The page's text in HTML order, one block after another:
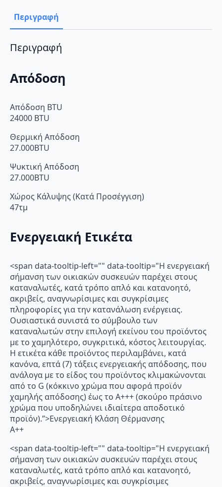
A++/A++
με
Ιονιστή
Wi-
Fi
Περιγραφή
Περιγραφή
Απόδοση
Απόδοση BTU
24000 BTU
Θερμική Απόδοση
27.000BTU
Ψυκτική Απόδοση
27.000BTU
Χώρος Κάλυψης (Κατά Προσέγγιση)
47τμ
Ενεργειακή Ετικέτα
<span data-tooltip-left="" data-tooltip="Η ενεργειακή
σήμανση των οικιακών συσκευών παρέχει στους
καταναλωτές, κατά τρόπο απλό και κατανοητό,
ακριβείς, αναγνωρίσιμες και συγκρίσιμες
πληροφορίες για την κατανάλωση ενέργειας.
Ουσιαστικά συνιστά το σύμβουλο των
καταναλωτών στην επιλογή εκείνου του προϊόντος
με το χαμηλότερο, συγκριτικά, κόστος λειτουργίας.
Η ετικέτα κάθε προϊόντος περιλαμβάνει, κατά
κανόνα, επτά (7) τάξεις ενεργειακής απόδοσης, που
ανάλογα με το είδος του προϊόντος κλιμακώνονται
από το G (κόκκινο χρώμα που αφορά προϊόν
χαμηλής απόδοσης) έως το Α+++ (σκούρο πράσινο
χρώμα που υποδηλώνει ιδιαίτερα αποδοτικό
προϊόν).”>Ενεργειακή Κλάση Θέρμανσης
A++
<span data-tooltip-left="" data-tooltip="Η ενεργειακή
σήμανση των οικιακών συσκευών παρέχει στους
καταναλωτές, κατά τρόπο απλό και κατανοητό,
ακριβείς, αναγνωρίσιμες και συγκρίσιμες